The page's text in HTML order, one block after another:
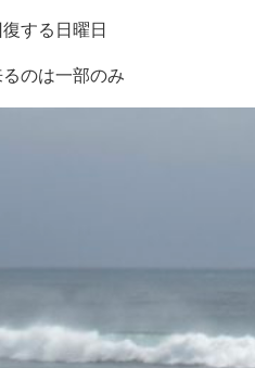
する日曜日
のは一部のみ